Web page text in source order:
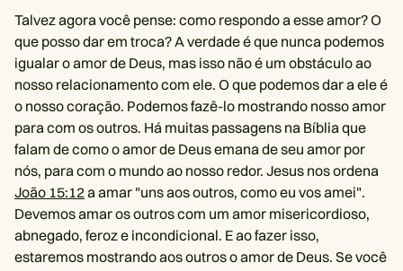
Talvez agora você pense: como respondo a esse amor? O
que posso dar em troca? A verdade é que nunca podemos
igualar o amor de Deus, mas isso não é um obstáculo ao
nosso relacionamento com ele. O que podemos dar a ele é
o nosso coração. Podemos fazê-lo mostrando nosso amor
para com os outros. Há muitas passagens na Bíblia que
falam de como o amor de Deus emana de seu amor por
nós, para com o mundo ao nosso redor. Jesus nos ordena
João 15:12 a amar "uns aos outros, como eu vos amei".
Devemos amar os outros com um amor misericordioso,
abnegado, feroz e incondicional. E ao fazer isso,
estaremos mostrando aos outros o amor de Deus. Se você